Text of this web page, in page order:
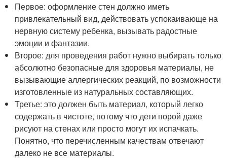
Первое: оформление стен должно иметь
привлекательный вид, действовать успокаивающе на
нервную систему ребенка, вызывать радостные
эмоции и фантазии.
Второе: для проведения работ нужно выбирать только
абсолютно безопасные для здоровья материалы, не
вызывающие аллергических реакций, по возможности
изготовленные из натуральных составляющих.
Третье: это должен быть материал, который легко
содержать в чистоте, потому что дети порой даже
рисуют на стенах или просто могут их испачкать.
Понятно, что перечисленным качествам отвечают
далеко не все материалы.